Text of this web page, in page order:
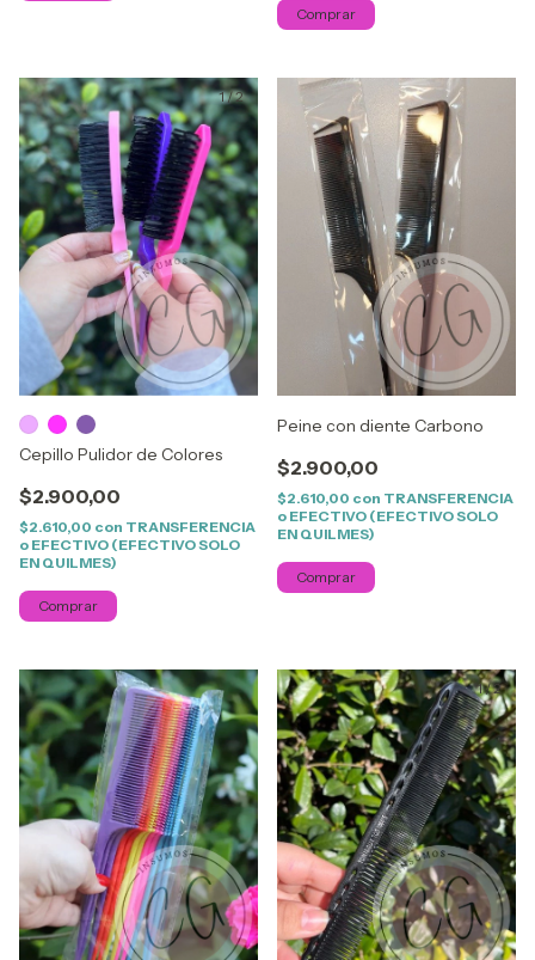
Comprar
1/2
Cepillo Pulidor de Colores
$2.900,00
$2.610,00 con TRANSFERENCIA
o EFECTIVO (EFECTIVO SOLO
EN QUILMES)
Comprar
Peine con diente Carbono
$2.900,00
$2.610,00 con TRANSFERENCIA
o EFECTIVO (EFECTIVO SOLO
EN QUILMES)
1/2